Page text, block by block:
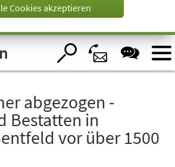
Cookies akzeptieren
abgezogen -
Bestatten in
vor über 1500